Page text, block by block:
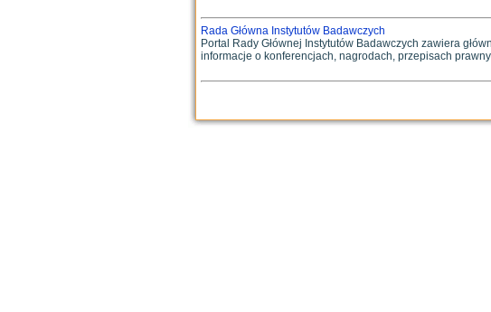
Rada Główna Instytutów Badawczych
Portal Rady Głównej Instytutów Badawczych zawiera
informacje o konferencjach, nagrodach, przepisach